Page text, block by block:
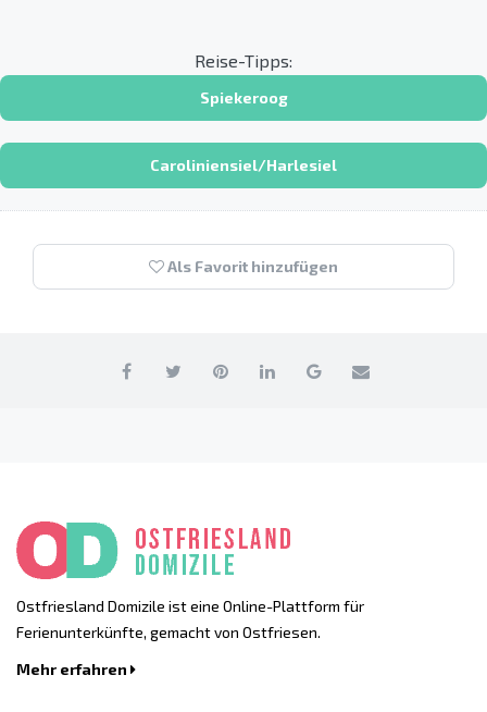
Reise-Tipps:
Spiekeroog
Caroliniensiel/Harlesiel
Als Favorit hinzufügen
Ostfriesland Domizile ist eine Online-Plattform für
Ferienunterkünfte, gemacht von Ostfriesen.
Mehr erfahren